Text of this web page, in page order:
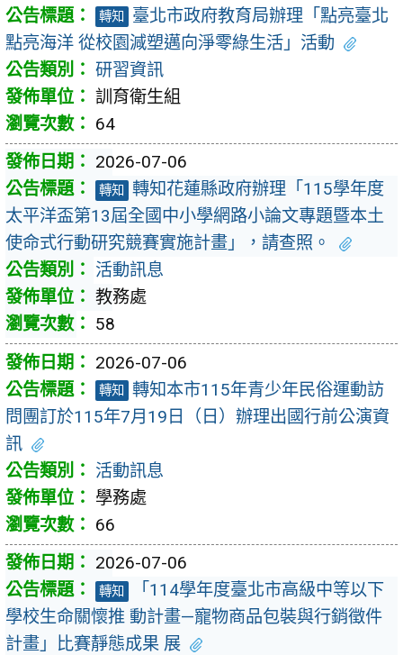
轉知
臺北市政府教育局辦理「點亮臺北
點亮海洋 從校園減塑邁向淨零綠生活」活動
研習資訊
訓育衛生組
64
2026-07-06
轉知
轉知花蓮縣政府辦理「115學年度
太平洋盃第13屆全國中小學網路小論文專題暨本土
使命式行動研究競賽實施計畫」，請查照。
活動訊息
教務處
58
2026-07-06
轉知
轉知本市115年青少年民俗運動訪
問團訂於115年7月19日（日）辦理出國行前公演資
訊
活動訊息
學務處
66
2026-07-06
轉知
「114學年度臺北市高級中等以下
學校生命關懷推 動計畫—寵物商品包裝與行銷徵件
計畫」比賽靜態成果 展